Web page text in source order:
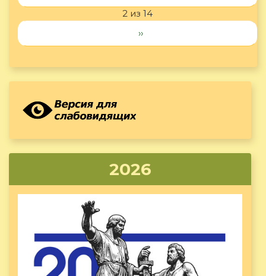
2 из 14
››
2026